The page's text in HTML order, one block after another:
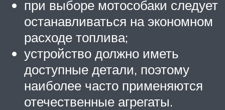
при выборе мотособаки следует
останавливаться на экономном
расходе топлива;
устройство должно иметь
доступные детали, поэтому
наиболее часто применяются
отечественные агрегаты.